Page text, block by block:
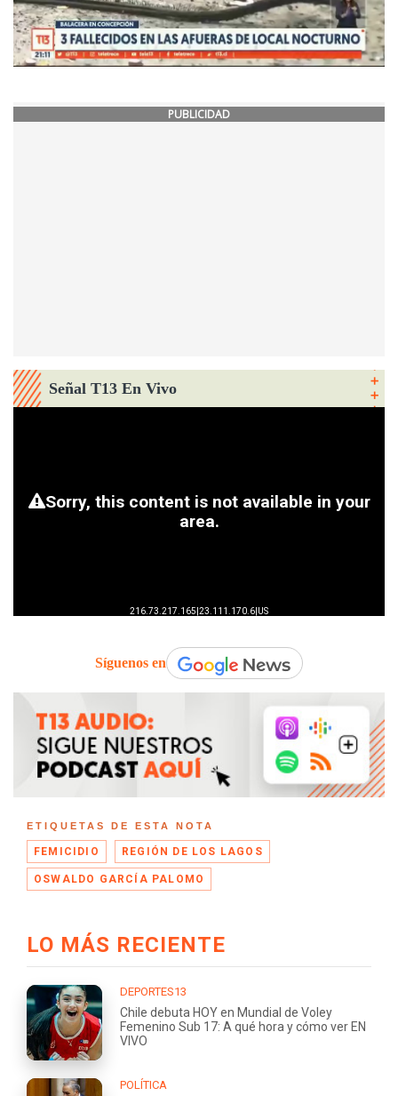
PUBLICIDAD
Señal T13 En Vivo
Síguenos en
ETIQUETAS DE ESTA NOTA
FEMICIDIO REGIÓN DE LOS LAGOS
OSWALDO GARCÍA PALOMO
LO MÁS RECIENTE
DEPORTES13
Chile debuta HOY en Mundial de Voley
Femenino Sub 17: A qué hora y cómo ver EN
VIVO
POLÍTICA